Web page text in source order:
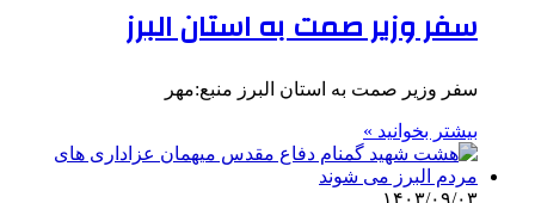
سفر وزیر صمت به استان البرز
سفر وزیر صمت به استان البرز منبع:مهر
بیشتر بخوانید »